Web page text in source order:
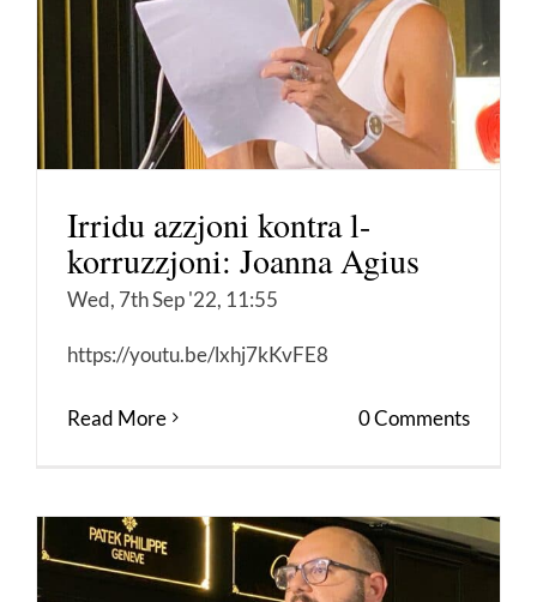
Irridu azzjoni kontra l-
korruzzjoni: Joanna Agius
Wed, 7th Sep '22, 11:55
https://youtu.be/lxhj7kKvFE8
Read More 0 Comments